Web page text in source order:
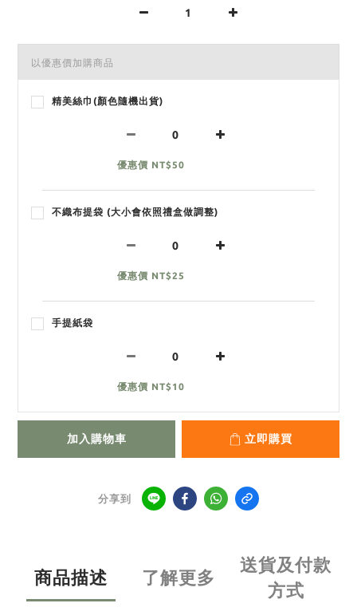
以優惠價加購商品
精美絲巾(顏色隨機出貨)
優惠價 NT$50
不織布提袋 (大小會依照禮盒做調整)
優惠價 NT$25
手提紙袋
優惠價 NT$10
加入購物車 立即購買
分享到
商品描述 了解更多
送貨及付款
方式